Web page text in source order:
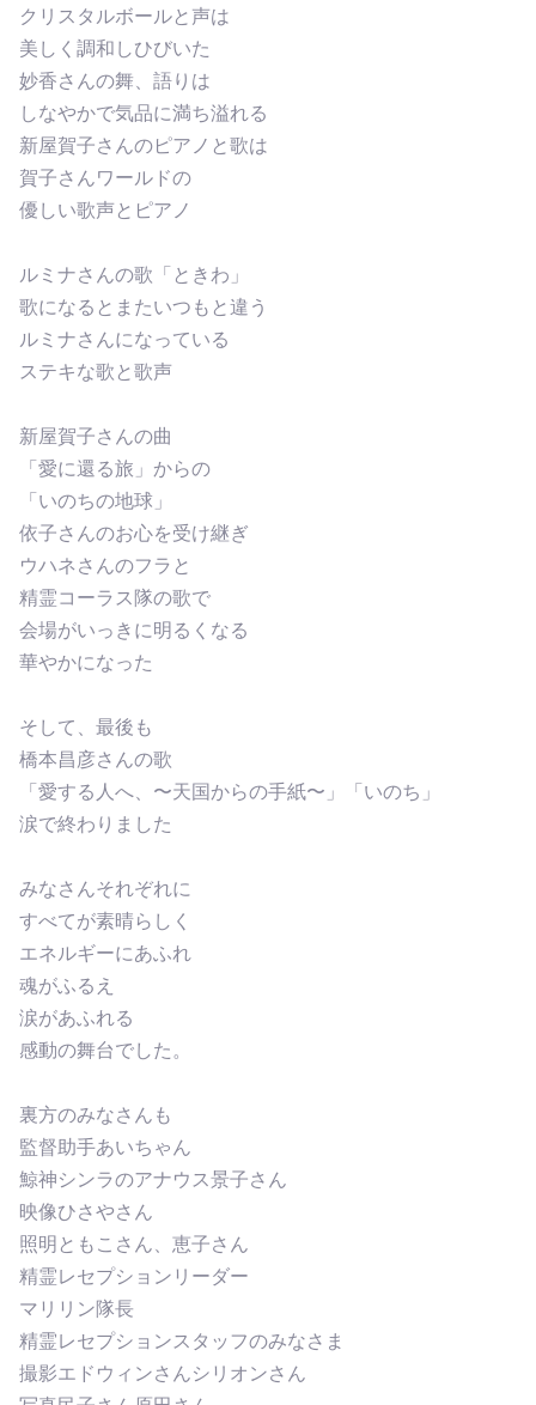
クリスタルボールと声は
美しく調和しひびいた
妙香さんの舞、語りは
しなやかで気品に満ち溢れる
新屋賀子さんのピアノと歌は
賀子さんワールドの
優しい歌声とピアノ
ルミナさんの歌「ときわ」
歌になるとまたいつもと違う
ルミナさんになっている
ステキな歌と歌声
新屋賀子さんの曲
「愛に還る旅」からの
「いのちの地球」
依子さんのお心を受け継ぎ
ウハネさんのフラと
精霊コーラス隊の歌で
会場がいっきに明るくなる
華やかになった
そして、最後も
橋本昌彦さんの歌
「愛する人へ、〜天国からの手紙〜」「いのち」
涙で終わりました
みなさんそれぞれに
すべてが素晴らしく
エネルギーにあふれ
魂がふるえ
涙があふれる
感動の舞台でした。
裏方のみなさんも
監督助手あいちゃん
鯨神シンラのアナウス景子さん
映像ひさやさん
照明ともこさん、恵子さん
精霊レセプションリーダー
マリリン隊長
精霊レセプションスタッフのみなさま
撮影エドウィンさんシリオンさん